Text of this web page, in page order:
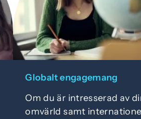
Globalt engagemang
Om du är intresserad av
omvärld samt